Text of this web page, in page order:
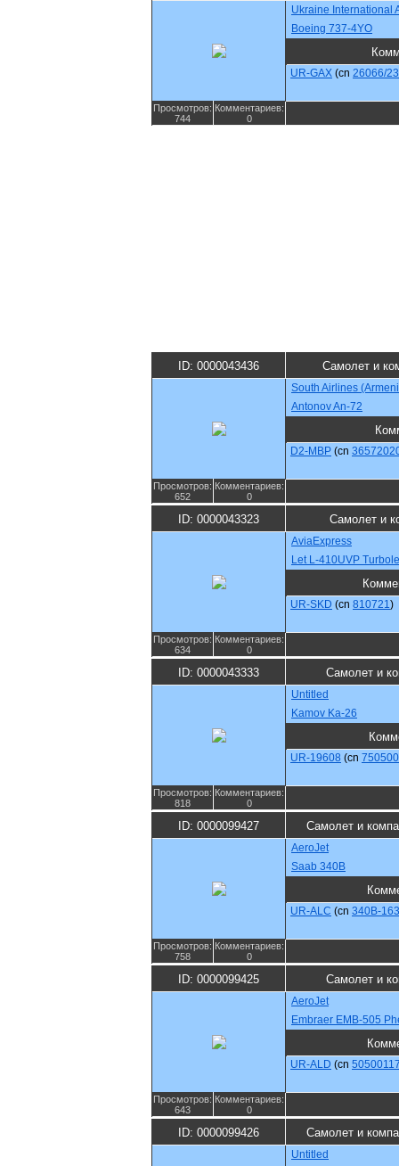
Ukraine International
Boeing 737-4YO
UR-GAX (cn 26066/
Просмотров:
744
Комментариев:
0
ID: 0000043436 Самолет и
South Airlines
Antonov An-72
D2-MBP (cn
Просмотров:
652
Комментариев:
0
ID: 0000043323 Самолет и
AviaExpress
Let L-410UVP
UR-SKD (cn 810721)
Просмотров:
634
Комментариев:
0
ID: 0000043333 Самолет и
Untitled
Kamov Ka-26
UR-19608 (cn
Просмотров:
818
Комментариев:
0
ID: 0000099427 Самолет и
AeroJet
Saab 340B
UR-ALC (cn 340B-163
Просмотров:
758
Комментариев:
0
ID: 0000099425 Самолет и
AeroJet
Embraer EMB-505
UR-ALD (cn
Просмотров:
643
Комментариев:
0
ID: 0000099426 Самолет и
Untitled